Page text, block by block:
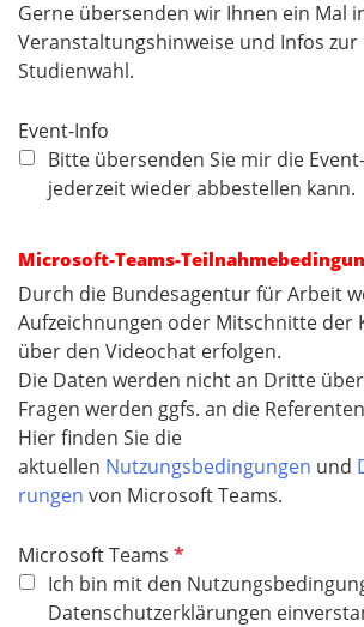
​​​​​​Gerne übersenden wir Ihnen ein Mal
Veranstaltungshinweise und Infos zur
Studienwahl.
Event-Info
Bitte übersenden Sie mir die
jederzeit wieder abbestellen kann.
Microsoft-Teams-
Durch die Bundesagentur für Arbeit
Aufzeichnungen oder Mitschnitte der
über den Videochat erfolgen.
Die Daten werden nicht an Dritte
Fragen werden ggfs. an die
​​​​​​​Hier finden Sie die
aktuellen Nutzungsbedingungen und
rungen von Microsoft Teams.
Microsoft Teams P
f
l
Ich bin mit den
Datenschutzerklärungen